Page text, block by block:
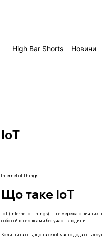
High Bar Shorts Новини
IoT
Internet of Things
Що таке IoT
IoT (Internet of Things) — це мережа фізичних
собою й із сервісами без участі людини.
Коли питають, що таке iot, часто додають